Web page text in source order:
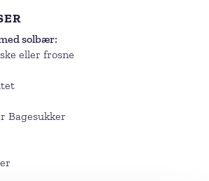
solbær
eller frosne
Bagesukker